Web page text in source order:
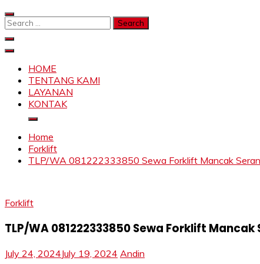
Skip
to
Search
HOME
TENTANG KAMI
LAYANAN
KONTAK
Home
Forklift
TLP/WA 081222333850 Sewa Forklift Mancak
Forklift
TLP/WA 081222333850 Sewa Forklift
July 24, 2024July 19, 2024 Andin